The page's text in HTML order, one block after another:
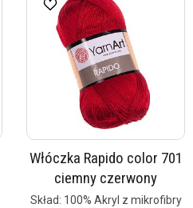
Włóczka Rapido color 701
ciemny czerwony
Skład: 100% Akryl z mikrofibry